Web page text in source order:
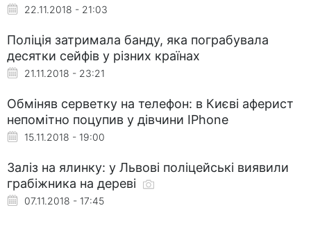
22.11.2018 - 21:03
Поліція затримала банду, яка пограбувала
десятки сейфів у різних країнах
21.11.2018 - 23:21
Обміняв серветку на телефон: в Києві аферист
непомітно поцупив у дівчини IPhone
15.11.2018 - 19:00
Заліз на ялинку: у Львові поліцейські виявили
грабіжника на дереві
07.11.2018 - 17:45